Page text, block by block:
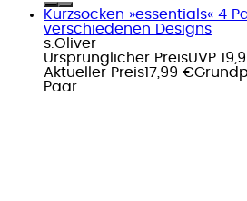
Kurzsocken »essentials« 4
verschiedenen Designs
s.Oliver
Ursprünglicher PreisUVP
Aktueller Preis17,99 €
Paar